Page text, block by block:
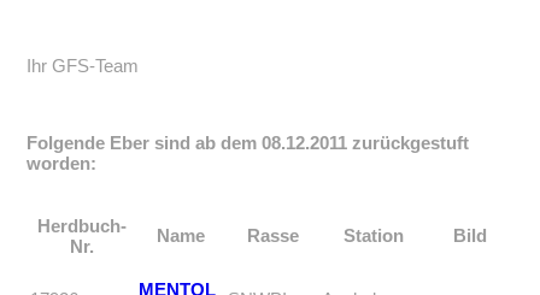
Ihr GFS-Team
Folgende Eber sind ab dem 08.12.2011 zurückgestuft
worden:
Herdbuch-
Nr.
Name Rasse Station Bild
MENTOL